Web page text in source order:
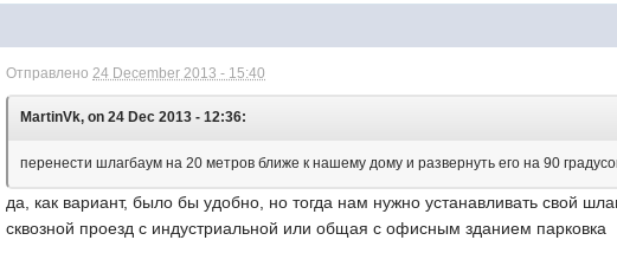
Отправлено24 December 2013 - 15:40
MartinVk, on 24 Dec 2013 - 12:36:
перенести шлагбаум на 20 метров ближе к нашему дому и развернуть его на 90
да, как вариант, было бы удобно, но тогда нам нужно устанавливать свой
сквозной проезд с индустриальной или общая с офисным зданием парковка